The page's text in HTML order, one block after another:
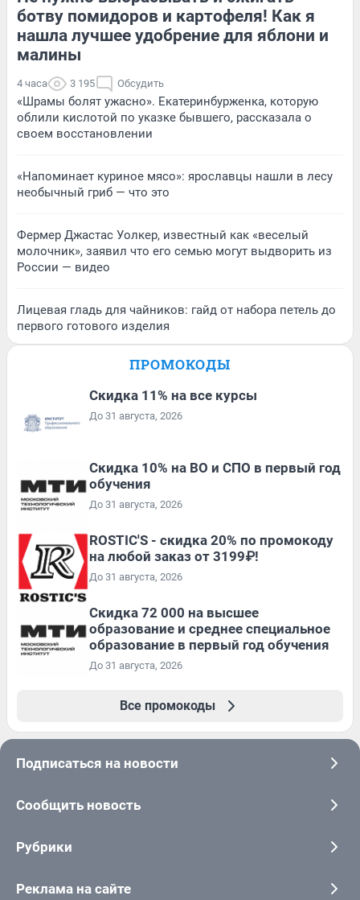
ботву помидоров и картофеля! Как я
нашла лучшее удобрение для яблони и
малины
4 часа 3 195 Обсудить
«Шрамы болят ужасно». Екатеринбурженка, которую
облили кислотой по указке бывшего, рассказала о
своем восстановлении
«Напоминает куриное мясо»: ярославцы нашли в лесу
необычный гриб — что это
Фермер Джастас Уолкер, известный как «веселый
молочник», заявил что его семью могут выдворить из
России — видео
Лицевая гладь для чайников: гайд от набора петель до
первого готового изделия
ПРОМОКОДЫ
Скидка 11% на все курсы
До 31 августа, 2026
Скидка 10% на ВО и СПО в первый год
обучения
До 31 августа, 2026
ROSTIC'S - скидка 20% по промокоду
на любой заказ от 3199₽!
До 31 августа, 2026
Скидка 72 000 на высшее
образование и среднее специальное
образование в первый год обучения
До 31 августа, 2026
Все промокоды
Подписаться на новости
Сообщить новость
Рубрики
Реклама на сайте